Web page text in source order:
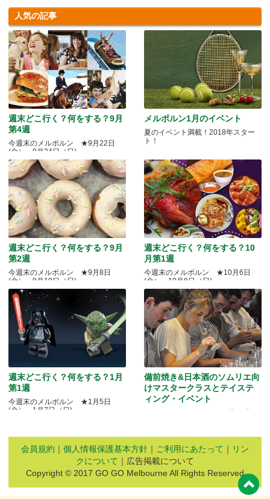
人気の記事
週末どこ行く？何をする？9月
第4週
今週末のメルボルン ★9月22日
(金）～9月24日（日)
メルボルン1月のイベント
夏のイベント満載！2018年スター
ト！
週末どこ行く？何をする？9月
第2週
今週末のメルボルン ★9月8日
(金）～9月10日（日)
週末どこ行く？何をする？10
月第1週
今週末のメルボルン ★10月6日
(金）～10月8日（日)
週末どこ行く？何をする？1月
第1週
今週末のメルボルン ★1月5日
(金）～1月7日（日)
備前焼き&日本酒のソムリエ向
けマスタークラスとテイステ
ィング・イベント
会員規約 ｜ 個人情報保護基本方針 ｜ ご利用にあたって ｜ リン
クについて ｜広告掲載について
Copyright © 2017 GO GO Melbourne All Rights Reserved